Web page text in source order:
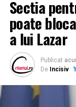
Sectia
poate
a lui Lazar
Publicat
De Incisiv